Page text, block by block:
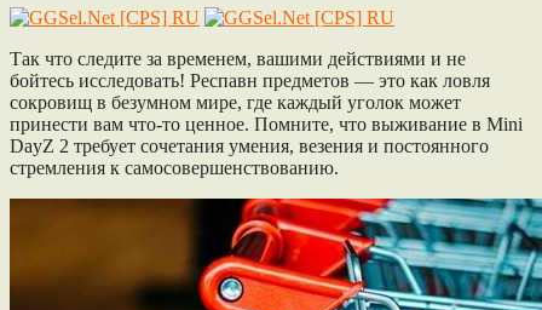
Так что следите за временем, вашими действиями и не
бойтесь исследовать! Респавн предметов — это как ловля
сокровищ в безумном мире, где каждый уголок может
принести вам что-то ценное. Помните, что выживание в Mini
DayZ 2 требует сочетания умения, везения и постоянного
стремления к самосовершенствованию.